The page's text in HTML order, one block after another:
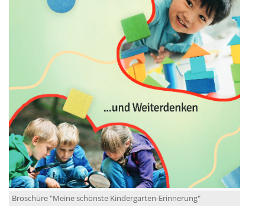
Broschüre "Meine schönste Kindergarten-Erinnerung"